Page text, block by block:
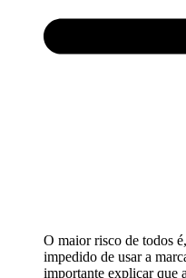
O maior risco de todos
impedido de usar a
importante explicar que